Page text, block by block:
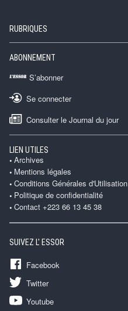
RUBRIQUES
ABONNEMENT
S’abonner
Se connecter
Consulter le Journal du jour
LIEN UTILES
Archives
Mentions légales
Conditions Générales d'Utilisation
Politique de confidentialité
Contact +223 66 13 45 38
SUIVEZ L' ESSOR
Facebook
Twitter
Youtube